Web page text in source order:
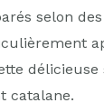
selon
délicieuse
catalane.